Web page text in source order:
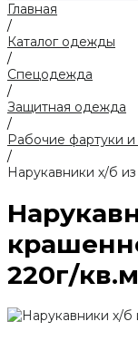
Главная
/
Каталог одежды
/
Спецодежда
/
Защитная одежда
/
Рабочие фартуки и
/
Нарукавники х/б
220г/